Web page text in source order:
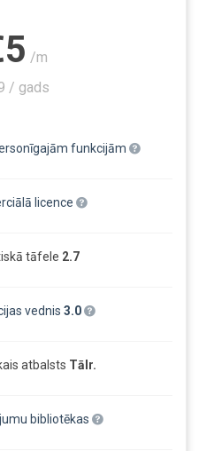
/m
/ gads
funkcijām
licence
tāfele 2.7
vednis3.0
atbalsts Tālr.
bibliotēkas